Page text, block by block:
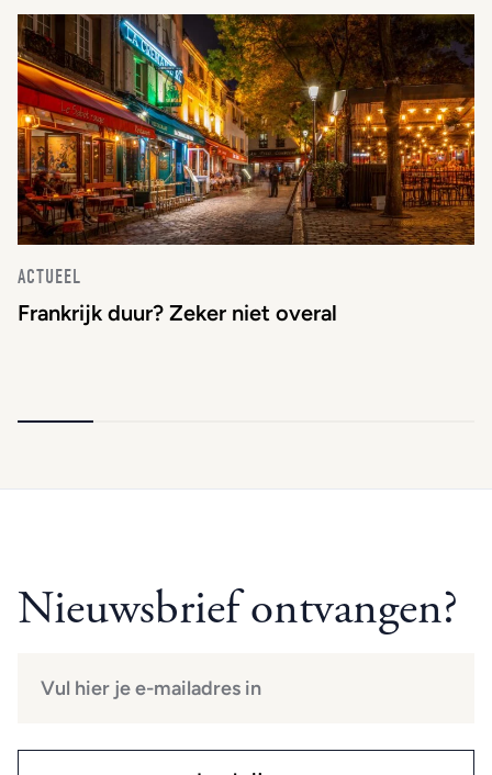
ACTUEEL
Frankrijk duur? Zeker niet overal
Nieuwsbrief ontvangen?